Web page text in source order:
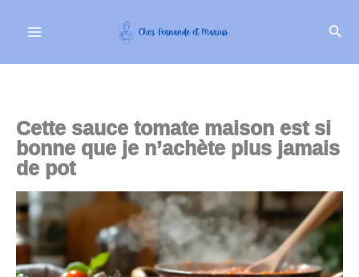
Cette sauce tomate maison est si
bonne que je n’achète plus jamais
de pot